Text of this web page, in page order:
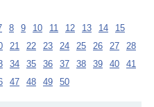
8 9 10 11 12 13 14
15
21 22 23 24 25 26 27
28
34 35 36 37 38 39 40
41
47 48 49 50